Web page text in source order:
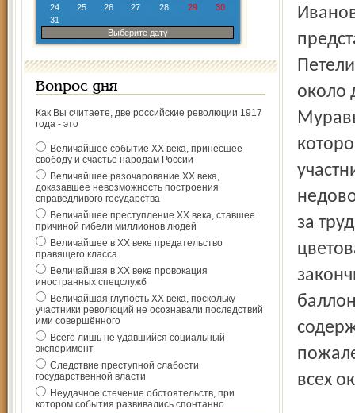
24
25 26 27 28 29
30
31
Выберите дату
Вопрос дня
Как Вы считаете, две российские революции 1917
года - это
Величайшее событие ХХ века, принёсшее
свободу и счастье народам России
Величайшее разочарование ХХ века,
доказавшее невозможность построения
справедливого государства
Величайшее преступление ХХ века, ставшее
причиной гибели миллионов людей
Величайшее в ХХ веке предательство
правящего класса
Величайшая в ХХ веке провокация
иностранных спецслужб
Величайшая глупость ХХ века, поскольку
участники революций не осознавали последствий
ими совершённого
Всего лишь не удавшийся социальный
эксперимент
Следствие преступной слабости
государственной власти
Неудачное стечение обстоятельств, при
котором события развивались спонтанно
около
за
всех